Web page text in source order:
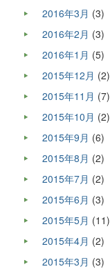
2016年3月 (3)
2016年2月 (3)
2016年1月 (5)
2015年12月 (2)
2015年11月 (7)
2015年10月 (2)
2015年9月 (6)
2015年8月 (2)
2015年7月 (2)
2015年6月 (3)
2015年5月 (11)
2015年4月 (2)
2015年3月 (3)